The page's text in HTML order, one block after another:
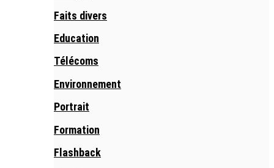
Faits divers
Education
Télécoms
Environnement
Portrait
Formation
Flashback